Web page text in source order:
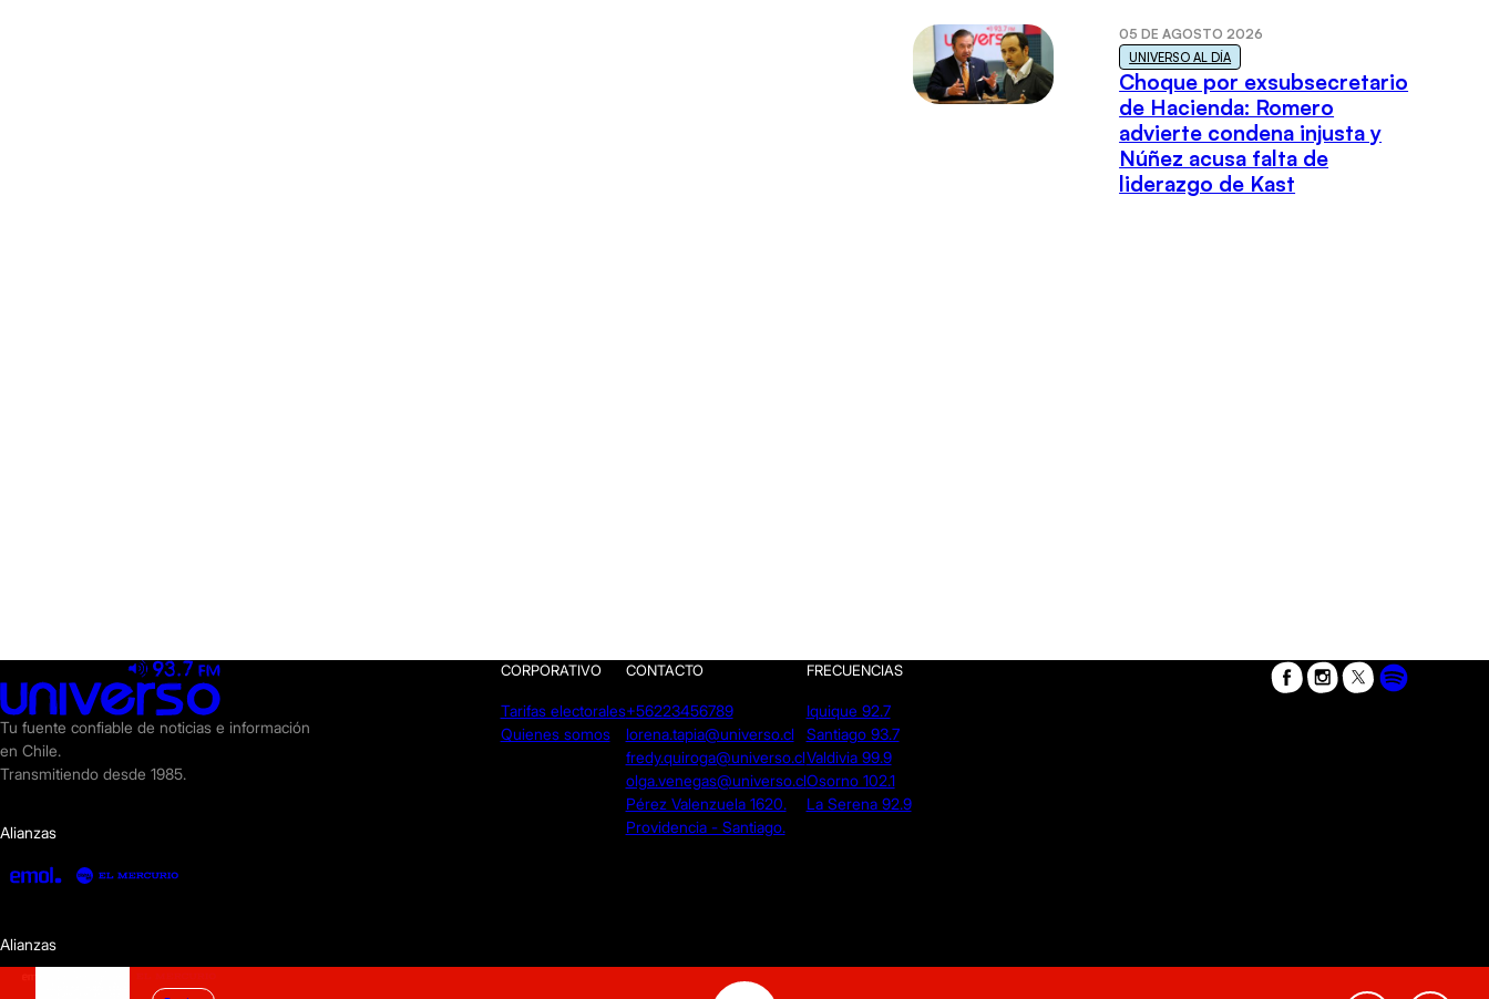
05 DE AGOSTO 2026
UNIVERSO AL DÍA
Choque por exsubsecretario
de Hacienda: Romero
advierte condena injusta y
Núñez acusa falta de
liderazgo de Kast
Tu fuente confiable de noticias e información
en Chile.
Transmitiendo desde 1985.
Alianzas
CORPORATIVO
Tarifas electorales
Quienes somos
CONTACTO
+56223456789
lorena.tapia@universo.cl
fredy.quiroga@universo.cl
olga.venegas@universo.cl
Pérez Valenzuela 1620.
Providencia - Santiago.
FRECUENCIAS
Iquique 92.7
Santiago 93.7
Valdivia 99.9
Osorno 102.1
La Serena 92.9
Alianzas